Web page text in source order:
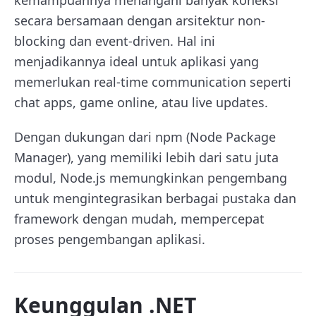
secara bersamaan dengan arsitektur non-
blocking dan event-driven. Hal ini
menjadikannya ideal untuk aplikasi yang
memerlukan real-time communication seperti
chat apps, game online, atau live updates.
Dengan dukungan dari npm (Node Package
Manager), yang memiliki lebih dari satu juta
modul, Node.js memungkinkan pengembang
untuk mengintegrasikan berbagai pustaka dan
framework dengan mudah, mempercepat
proses pengembangan aplikasi.
Keunggulan .NET